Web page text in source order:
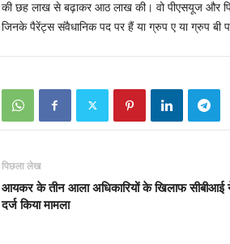
की छह लाख से बढ़ाकर आठ लाख की। वो पीएसयूज और
जिनके पैरेंट्स संवैधानिक पद पर हैं या ग्रुप ए या ग्रुप बी
पिछला लेख
आयकर के तीन आला अधिकारियों के खिलाफ सीबीआई
दर्ज किया मामला